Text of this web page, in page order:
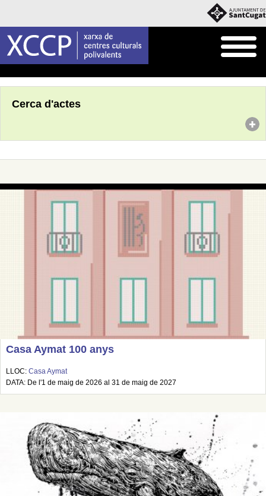
Cerca d'actes
Casa Aymat 100 anys
LLOC: Casa Aymat
DATA: De l'1 de maig de 2026 al 31 de maig de 2027